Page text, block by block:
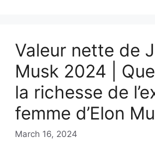
Valeur nette de
Musk 2024 |
la richesse de
femme d’Elon
March 16, 2024